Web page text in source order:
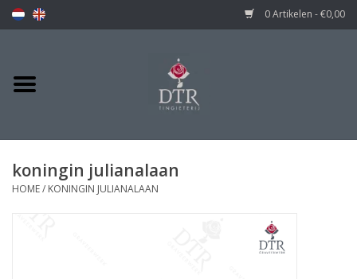
0 Artikelen - €0,00
koningin julianalaan
HOME/ KONINGIN JULIANALAAN